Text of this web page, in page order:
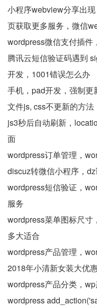
小程序webview分享出
页获取更多服务，微信
wordpress微信支付插件
腾讯云短信验证码遇到
开发，1001错误怎么办
手机，pad开发，强制
文件js, css不更新的方法
js3秒后自动刷新，
面
wordpress订单管理，
discuz转微信小程序，
wordpress短信验证，
服务
wordpress菜单图标尺
多大适合
wordpress产品管理，
2018年小清新女装大优
wordpress产品分类，
wordpress